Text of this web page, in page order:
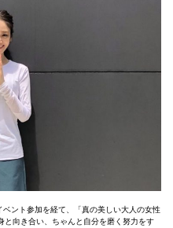
ント参加を経て、「真の美しい大人の女性
と向き合い、ちゃんと自分を磨く努力をす